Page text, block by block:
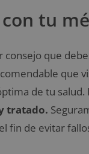
tu
consejo que
que
de tu
tratado.
fin de evitar